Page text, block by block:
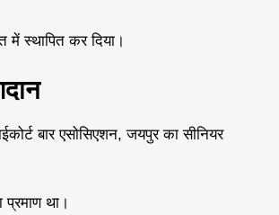
स्थापित कर दिया।
बार एसोसिएशन, जयपुर का सीनियर
था।